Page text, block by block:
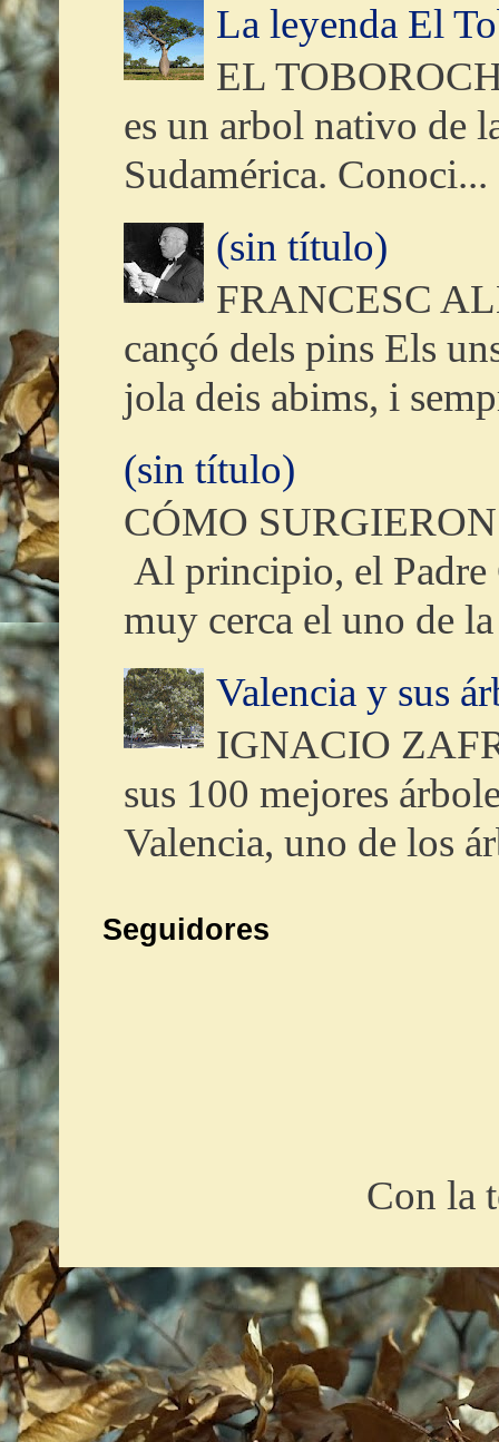
La leyenda El
EL
es un arbol nativo de
Sudamérica. Conoci...
(sin título)
FRANCESC
cançó dels pins Els
jola deis abims, i
(sin título)
CÓMO
Al principio, el Padre
muy cerca el uno de
Valencia y sus
IGNACIO
sus 100 mejores
Valencia, uno de los
Seguidores
Con la